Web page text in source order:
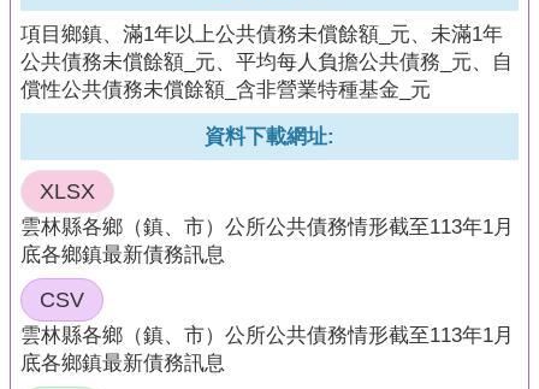
值
型
API
回
頁
網
站
導
覽
項目鄉鎮、滿1年以上公共債務未償餘額_元、未滿1年
公共債務未償餘額_元、平均每人負擔公共債務_元、自
償性公共債務未償餘額_含非營業特種基金_元
資料下載網址:
XLSX
雲林縣各鄉（鎮、市）公所公共債務情形截至113年1月
底各鄉鎮最新債務訊息
CSV
雲林縣各鄉（鎮、市）公所公共債務情形截至113年1月
底各鄉鎮最新債務訊息